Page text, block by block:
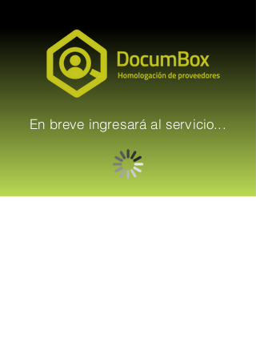
En breve ingresará al servicio...